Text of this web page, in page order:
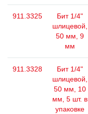
911.3325
Бит 1/4"
шлицевой,
50 мм, 9
мм
911.3328
Бит 1/4"
шлицевой,
50 мм, 10
мм, 5 шт. в
упаковке